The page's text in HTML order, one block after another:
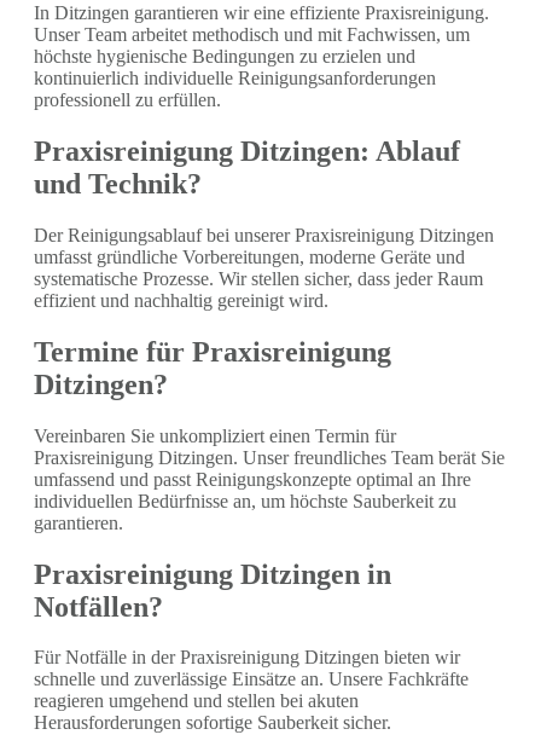
In Ditzingen garantieren wir eine effiziente Praxisreinigung.
Unser Team arbeitet methodisch und mit Fachwissen, um
höchste hygienische Bedingungen zu erzielen und
kontinuierlich individuelle Reinigungsanforderungen
professionell zu erfüllen.
Praxisreinigung Ditzingen: Ablauf
und Technik?
Der Reinigungsablauf bei unserer Praxisreinigung Ditzingen
umfasst gründliche Vorbereitungen, moderne Geräte und
systematische Prozesse. Wir stellen sicher, dass jeder Raum
effizient und nachhaltig gereinigt wird.
Termine für Praxisreinigung
Ditzingen?
Vereinbaren Sie unkompliziert einen Termin für
Praxisreinigung Ditzingen. Unser freundliches Team berät Sie
umfassend und passt Reinigungskonzepte optimal an Ihre
individuellen Bedürfnisse an, um höchste Sauberkeit zu
garantieren.
Praxisreinigung Ditzingen in
Notfällen?
Für Notfälle in der Praxisreinigung Ditzingen bieten wir
schnelle und zuverlässige Einsätze an. Unsere Fachkräfte
reagieren umgehend und stellen bei akuten
Herausforderungen sofortige Sauberkeit sicher.